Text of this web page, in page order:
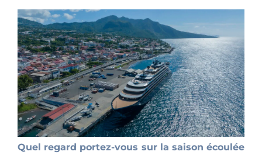
Quel regard portez-vous sur la saison écoulée